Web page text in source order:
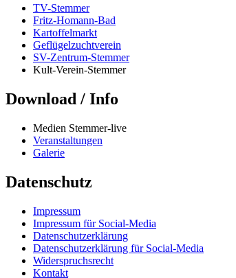
TV-Stemmer
Fritz-Homann-Bad
Kartoffelmarkt
Geflügelzuchtverein
SV-Zentrum-Stemmer
Kult-Verein-Stemmer
Download / Info
Medien Stemmer-live
Veranstaltungen
Galerie
Datenschutz
Impressum
Impressum für Social-Media
Datenschutzerklärung
Datenschutzerklärung für Social-Media
Widerspruchsrecht
Kontakt